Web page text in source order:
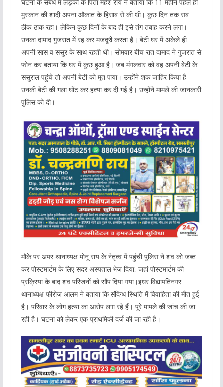
घटना के संबंध में लड़की के पिता महेश राय ने बताया कि 11 महीने पहले ही
मुस्कान की शादी अपना औकात के हिसाब से की थी। कुछ दिन तक सब
ठीक-ठाक रहा। लेकिन कुछ दिनों के बाद ही इसे तंग तबाह करने लगा।
उनका दामाद गुजरात में रह कर मजदूरी करता है। बेटी घर में अकेले ही
अपनी सास व ससुर के साथ रहती थी। सोमवार बीच रात दामाद ने गुजरात से
फोन कर बताया कि घर में कुछ हुआ है। जब मंगलवार को वह अपनी बेटी के
ससुराल पहुंचे तो अपनी बेटी को मृत पाया। उन्होंने शक जाहिर किया है
उनकी बेटी की गला घोंट कर हत्या कर दी गई है। उन्होंने मामले की जानकारी
पुलिस को दी।
मौके पर अपर थानाध्यक्ष मोनू राय के नेतृत्व में पहुंची पुलिस ने शव को जब्त
कर पोस्टमार्टम के लिए सदर अस्पताल भेज दिया, जहां पोस्टमार्टम की
प्रक्रिया के बाद शव परिजनों को सौंप दिया गया।इधर विद्यापतिनगर
थानाध्यक्ष फीरोज आलम ने बताया कि संदिग्ध स्थिति में विवाहिता की मौत हुई
है। परिवार के लोग हत्या का आरोप लगा रहे हैं। पूरे मामले की जांच की जा
रही है। घटना को लेकर एक प्राथमिकी दर्ज की जा रही है।